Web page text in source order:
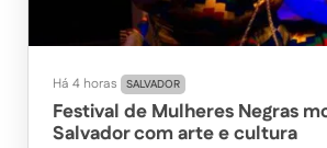
Há 4 horas SALVADOR
Festival de Mulheres Negras
Salvador com arte e cultura